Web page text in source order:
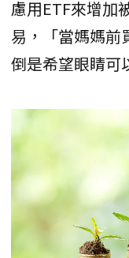
慮用ETF來增加
易，「當媽媽前
倒是希望眼睛可